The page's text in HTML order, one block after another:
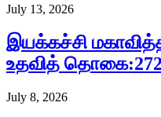
July 13, 2026
இயக்கச்சி
உதவித்
July 8, 2026